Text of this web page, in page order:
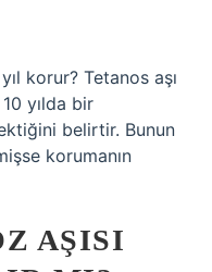
korur? Tetanos aşı
yılda bir
belirtir. Bunun
korumanın
AŞISI